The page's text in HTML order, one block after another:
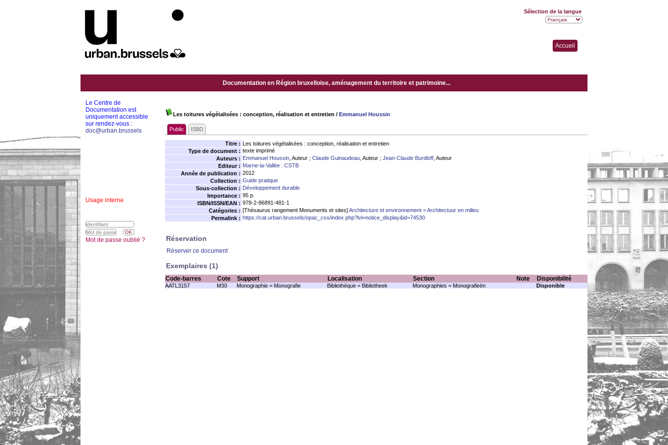
Accueil
Documentation en Région bruxelloise, aménagement du territoire et patrimoine...
Les toitures végétalisées : conception, réalisation et entretien / Emmanuel Houssin
Public ISBD
Titre : Les toitures végétalisées : conception, réalisation et entretien
Type de document : texte imprimé
Auteurs : Emmanuel Houssin , Auteur ; Claude Guinaudeau , Auteur ; Jean-Claude Burdloff , Auteur
Editeur : Marne-la-Vallée : CSTB
Année de publication : 2012
Collection : Guide pratique
Sous-collection : Développement durable
Importance : 95 p.
ISBN/ISSN/EAN : 978-2-86891-481-1
Catégories : [Thésaurus rangement Monuments et sites]Architecture et environnement = Architectuur en milieu
Permalink : https://cat.urban.brussels/opac_css/index.php?lvl=notice_display&id=74530
Réservation
Réserver ce document
Exemplaires (1)
Code-barres Cote Support Localisation Section Note Disponibilité
AATL3157 M30 Monographie = Monografie Bibliothèque = Bibliotheek Monographies = Monografieën Disponible
Le Centre de
Documentation est
uniquement accessible
sur rendez-vous :
doc@urban.brussels
Usage interne
Sélection de la langue
Mot de passe oublié ?